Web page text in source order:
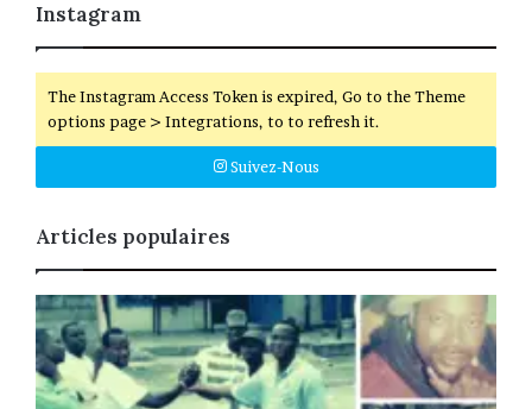
Instagram
The Instagram Access Token is expired, Go to the Theme
options page > Integrations, to to refresh it.
Suivez-Nous
Articles populaires